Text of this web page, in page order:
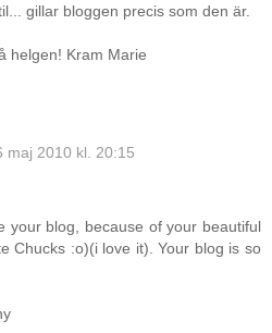
gillar bloggen precis som den är.
helgen! Kram Marie
maj 2010 kl. 20:15
your blog, because of your beautiful
Chucks :o)(i love it). Your blog is so